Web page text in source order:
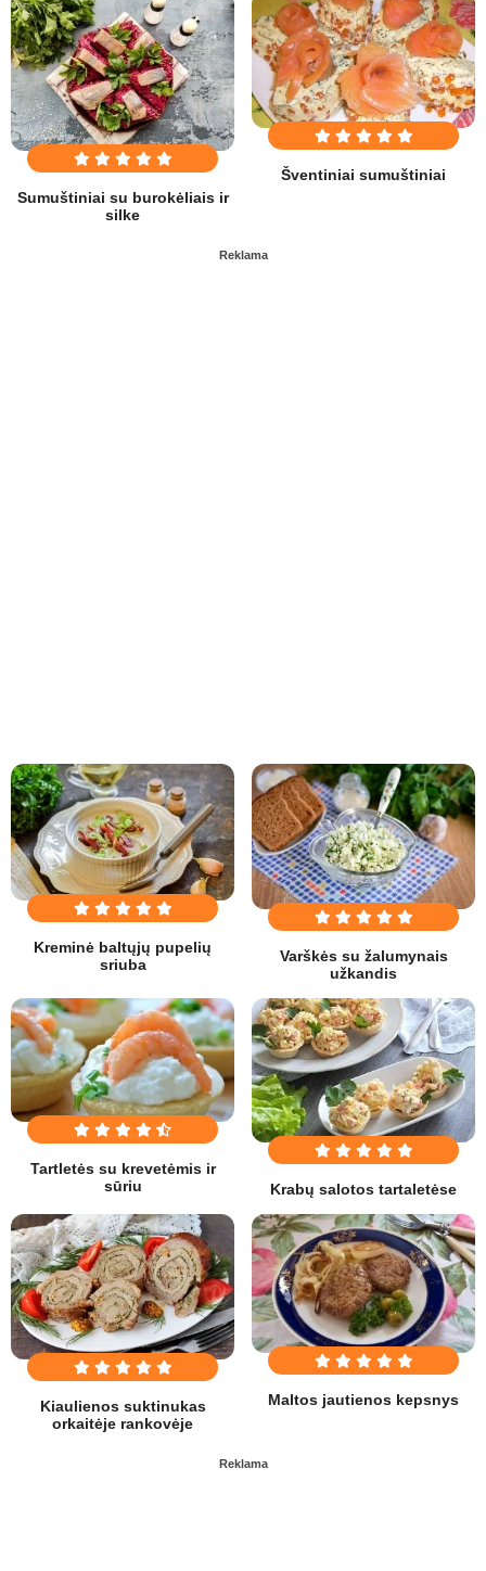
Sumuštiniai su burokėliais ir
silke
Šventiniai sumuštiniai
Reklama
Kreminė baltųjų pupelių
sriuba
Varškės su žalumynais
užkandis
Tartletės su krevetėmis ir
sūriu
Krabų salotos tartaletėse
Kiaulienos suktinukas
orkaitėje rankovėje
Maltos jautienos kepsnys
Reklama